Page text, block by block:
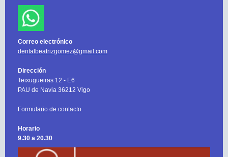
Correo electrónico
dentalbeatrizgomez@gmail.com
Dirección
Teixugueiras 12 - E6
PAU de Navia 36212 Vigo
Formulario de contacto
Horario
9.30 a 20.30